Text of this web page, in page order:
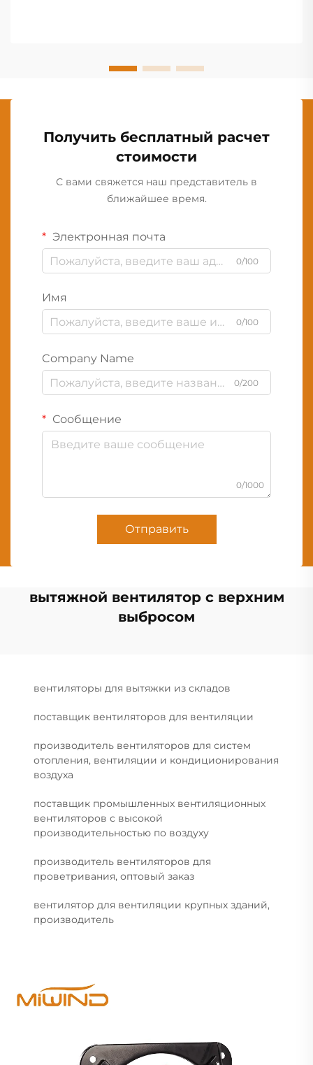
Получить бесплатный расчет
стоимости
С вами свяжется наш представитель в
ближайшее время.
Электронная почта
0/100
Имя
0/100
Company Name
0/200
Сообщение
0/1000
Отправить
вытяжной вентилятор с верхним
выбросом
вентиляторы для вытяжки из складов
поставщик вентиляторов для вентиляции
производитель вентиляторов для систем
отопления, вентиляции и кондиционирования
воздуха
поставщик промышленных вентиляционных
вентиляторов с высокой
производительностью по воздуху
производитель вентиляторов для
проветривания, оптовый заказ
вентилятор для вентиляции крупных зданий,
производитель